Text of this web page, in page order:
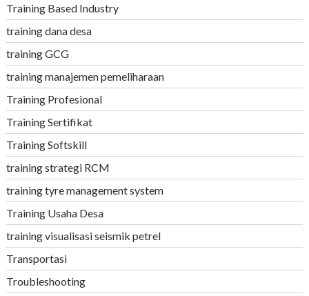
Training Based Industry
training dana desa
training GCG
training manajemen pemeliharaan
Training Profesional
Training Sertifikat
Training Softskill
training strategi RCM
training tyre management system
Training Usaha Desa
training visualisasi seismik petrel
Transportasi
Troubleshooting